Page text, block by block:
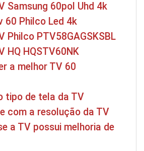
Samsung 60pol Uhd 4k
60 Philco Led 4k
Philco PTV58GAGSKSBL
HQ HQSTV60NK
a melhor TV 60
tipo de tela da TV
com a resolução da TV
a TV possui melhoria de